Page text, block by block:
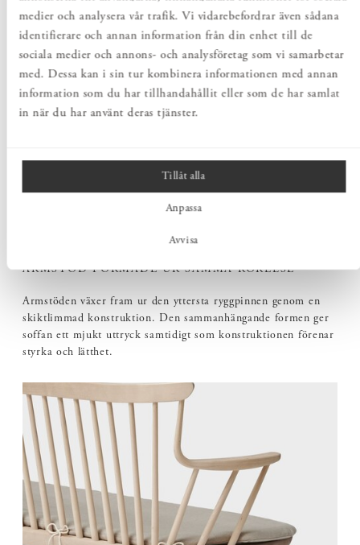
medier och analysera vår trafik. Vi vidarebefordrar även sådana
identifierare och annan information från din enhet till de
sociala medier och annons- och analysföretag som vi samarbetar
med. Dessa kan i sin tur kombinera informationen med annan
information som du har tillhandahållit eller som de har samlat
in när du har använt deras tjänster.
Tillåt alla
Anpassa
Avvisa
ARMSTÖD FORMADE UR SAMMA RÖRELSE
Armstöden växer fram ur den yttersta ryggpinnen genom en
skiktlimmad konstruktion. Den sammanhängande formen ger
soffan ett mjukt uttryck samtidigt som konstruktionen förenar
styrka och lätthet.